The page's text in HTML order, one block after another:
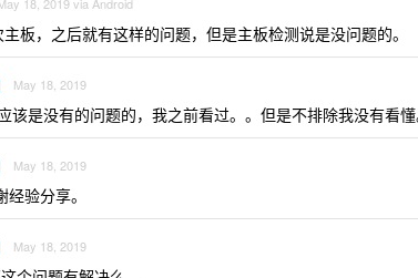
板，之后就有这样的问题，但是主板检测说是没问题的。
May 18, 2019
该是没有的问题的，我之前看过。。但是不排除我没有看
May 18, 2019
经验分享。
May 18, 2019